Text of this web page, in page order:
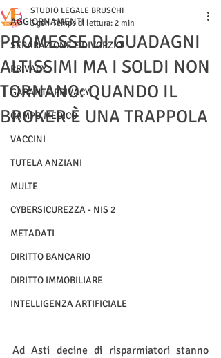
AGGIORNAMENTI
SEPARAZIONE E DIVORZIO
PRIVACY
GARANTE PRIVACY
CAMPO MEDICO
VACCINI
TUTELA ANZIANI
MULTE
CYBERSICUREZZA - NIS 2
METADATI
DIRITTO BANCARIO
DIRITTO IMMOBILIARE
INTELLIGENZA ARTIFICIALE
PROMESSE DI GUADAGNI
ALTISSIMI MA I SOLDI NON
TORNANO: QUANDO IL
BROKER È UNA TRAPPOLA
STUDIO LEGALE BRUSCHI
3 gen Tempo di lettura: 2 min
Ad Asti decine di risparmiatori stanno